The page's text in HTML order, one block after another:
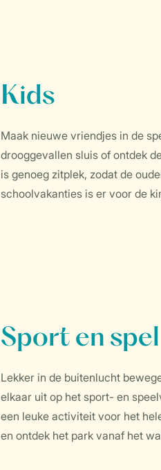
Kids
Maak nieuwe vriendjes in de
drooggevallen sluis of ontdek
is genoeg zitplek, zodat de
schoolvakanties is er voor de
Sport en spel
Lekker in de buitenlucht
elkaar uit op het sport- en
een leuke activiteit voor het
en ontdek het park vanaf het